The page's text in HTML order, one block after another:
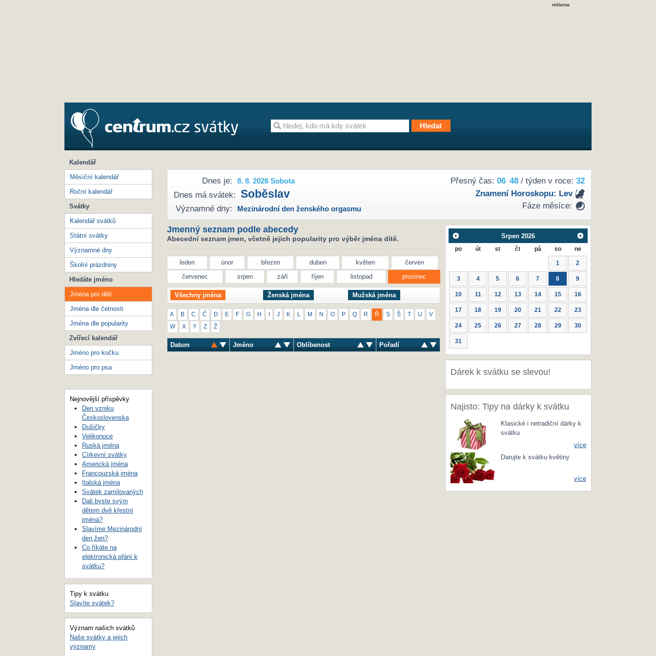
reklama
Přesný čas: 06 48/ týden v roce: 32
Znamení Horoskopu: Lev
Fáze měsíce:
Dnes je: 8. 8. 2026 Sobota
Dnes má svátek: Soběslav
Významné dny: Mezinárodní den ženského orgasmu
Jmenný seznam podle abecedy
Abecední seznam jmen, včetně jejich popularity pro výběr jména dítě.
leden únor březen duben květen
červen
červenec
srpen září říjen listopad prosinec
Všechny jména Ženská jména Mužská jména
A B C Č D E F G H J K M N O P Q R Ř S Š T U V
W X Y Z Ž
Datum Jméno Oblíbenost Pořadí
Srpen 2026
po út st čt pá so ne
1 2
3 4 5 6 7 8 9
10 11 12 13 14 15 16
17 18 19 20 21 22 23
24 25 26 27 28 29 30
31
Dárek k svátku se slevou!
Najisto: Tipy na dárky k svátku
Klasické i netradiční dárky k
svátku
více
Darujte k svátku květiny
více
Kalendář
Měsíční kalendář
Roční kalendář
Svátky
Kalendář svátků
Státní svátky
Významné dny
Školní prázdniny
Hledáte jméno
Jména pro děti
Jména dle četnosti
Jména dle popularity
Zvířecí kalendář
Jméno pro kočku
Jméno pro psa
Nejnovější příspěvky
Den vzniku
Československa
Dušičky
Velikonoce
Ruská jména
Církevní svátky
Americká jména
Francouzská jména
Italská jména
Svátek zamilovaných
Dali byste svým
dětem dvě křestní
jména?
Slavíme Mezinárodní
den žen?
Co říkáte na
elektronická přání k
svátku?
Tipy k svátku
Slavíte svátek?
Význam našich svátků
Naše svátky a jejich
významy